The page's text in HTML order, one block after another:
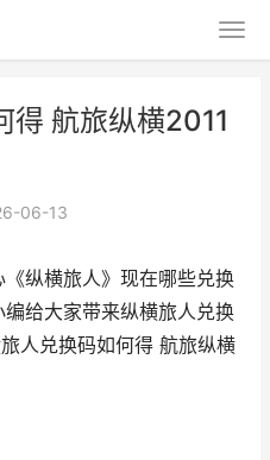
得 航旅纵横2011
06-13
纵横旅人》现在哪些兑换
给大家带来纵横旅人兑换
人兑换码如何得 航旅纵横